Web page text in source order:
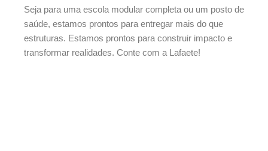
Seja para uma escola modular completa ou um posto de
saúde, estamos prontos para entregar mais do que
estruturas. Estamos prontos para construir impacto e
transformar realidades. Conte com a Lafaete!